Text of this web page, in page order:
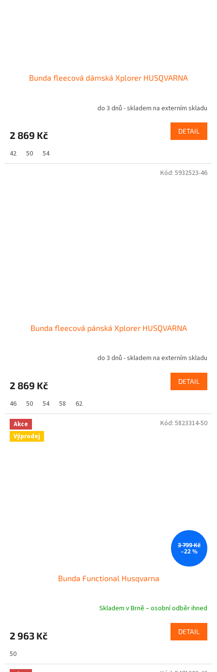
Bunda fleecová dámská Xplorer HUSQVARNA
do 3 dnů - skladem na externím skladu
2 869 Kč DETAIL
42 50 54
Bunda fleecová pánská Xplorer HUSQVARNA
do 3 dnů - skladem na externím skladu
2 869 Kč DETAIL
46 50 54 58 62
Kód: 5932523-46
Akce
Výprodej
3 799 Kč
–22 %
Bunda Functional Husqvarna
Skladem v Brně – osobní odběr ihned
2 963 Kč DETAIL
50
Kód: 5823314-50